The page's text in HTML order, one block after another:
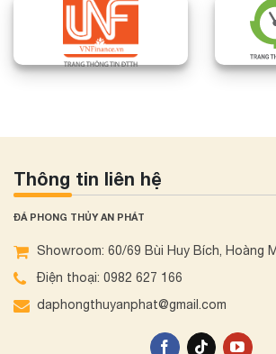
Thông tin liên hệ
ĐÁ PHONG THỦY AN PHÁT
Showroom: 60/69 Bùi Huy Bích, Hoàng
Điện thoại: 0982 627 166
daphongthuyanphat@gmail.com